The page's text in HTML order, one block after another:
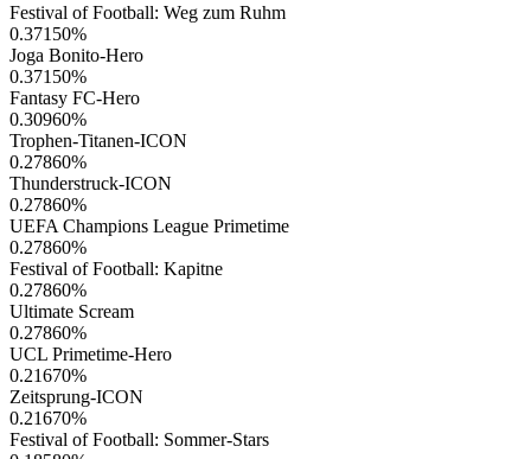
Festival of Football: Weg zum Ruhm
0.37150%
Joga Bonito-Hero
0.37150%
Fantasy FC-Hero
0.30960%
Trophen-Titanen-ICON
0.27860%
Thunderstruck-ICON
0.27860%
UEFA Champions League Primetime
0.27860%
Festival of Football: Kapitne
0.27860%
Ultimate Scream
0.27860%
UCL Primetime-Hero
0.21670%
Zeitsprung-ICON
0.21670%
Festival of Football: Sommer-Stars